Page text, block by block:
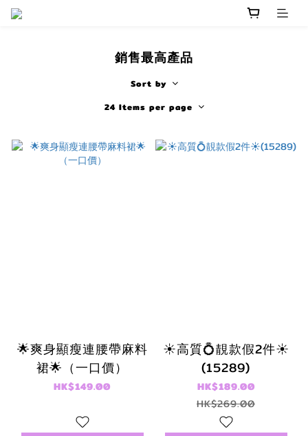
銷售最高產品
Sort by
24 Items per page
🌟爽身顯瘦連腰帶麻料
裙🌟（一口價）
HK$149.00
☀️高質💍靚款假2件☀️
(15289)
HK$189.00
HK$269.00